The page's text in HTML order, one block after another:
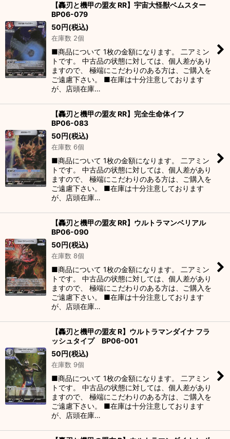
【轟刃と機甲の盟友 RR】宇宙大怪獣ベムスター
BP06-079
50円(税込)
在庫数 2個
■商品について 1枚の金額になります。 二アミン
トです。 中古品の状態に対しては、個人差があり
ますので、 極端にこだわりのある方は、ご購入を
ご遠慮下さい。 ■在庫は十分注意しております
が、店頭在庫…
【轟刃と機甲の盟友 RR】完全生命体イフ
BP06-083
50円(税込)
在庫数 6個
■商品について 1枚の金額になります。 二アミン
トです。 中古品の状態に対しては、個人差があり
ますので、 極端にこだわりのある方は、ご購入を
ご遠慮下さい。 ■在庫は十分注意しております
が、店頭在庫…
【轟刃と機甲の盟友 RR】ウルトラマンベリアル
BP06-090
50円(税込)
在庫数 8個
■商品について 1枚の金額になります。 二アミン
トです。 中古品の状態に対しては、個人差があり
ますので、 極端にこだわりのある方は、ご購入を
ご遠慮下さい。 ■在庫は十分注意しております
が、店頭在庫…
【轟刃と機甲の盟友 R】ウルトラマンダイナ フラ
ッシュタイプ BP06-001
50円(税込)
在庫数 9個
■商品について 1枚の金額になります。 二アミン
トです。 中古品の状態に対しては、個人差があり
ますので、 極端にこだわりのある方は、ご購入を
ご遠慮下さい。 ■在庫は十分注意しております
が、店頭在庫…